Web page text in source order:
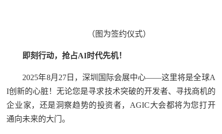
（图为签约仪式）
即刻行动，抢占AI时代先机！
2025年8月27日，深圳国际会展中心——这里将是全球A
I创新的心脏！无论您是寻求技术突破的开发者、寻找商机的
企业家，还是洞察趋势的投资者，AGIC大会都将为您打开
通向未来的大门。